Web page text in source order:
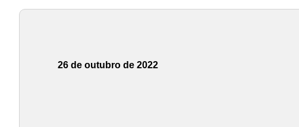
26 de outubro de 2022